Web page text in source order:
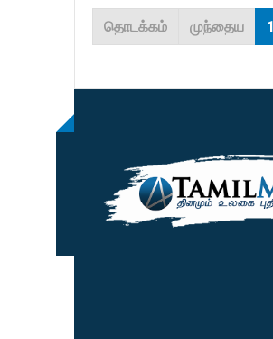
தொடக்கம் முந்தைய 1